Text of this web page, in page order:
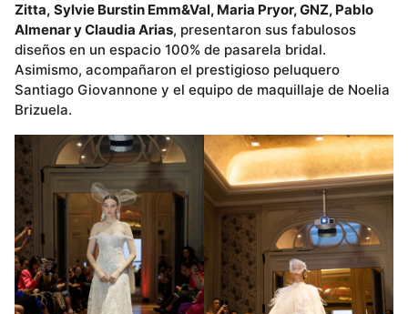
Zitta, Sylvie Burstin Emm&Val, Maria Pryor, GNZ, Pablo
Almenar y Claudia Arias, presentaron sus fabulosos
diseños en un espacio 100% de pasarela bridal.
Asimismo, acompañaron el prestigioso peluquero
Santiago Giovannone y el equipo de maquillaje de Noelia
Brizuela.